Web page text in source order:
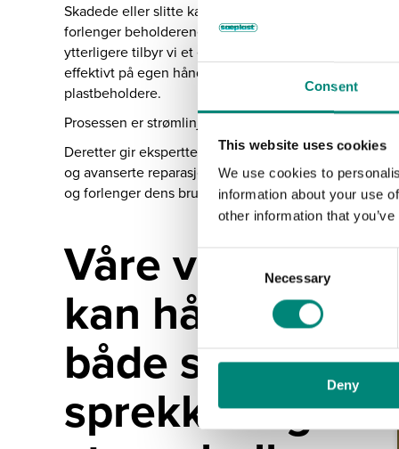
Consent
This website uses cookies
We use cookies to
information about your use
other information that
n
S
e
Necessary
Deny
Skadede eller slitte kar trenger ikke lenger kastes,
forlenger beholderenes levetid. Videre støtter
ytterligere tilbyr vi et effektivt opplæringsprogram for
effektivt på egen hånd, og dermed sikre fortsatt
plastbeholdere.
Prosessen er strømlinjeformet og effektiv, og følger
Deretter gir ekspertteamet råd om spesialiserte
og avanserte reparasjonsmetoder kan Sæplast
og forlenger dens brukbarhet.
Våre verktøy
kan håndtere
både små
sprekker og